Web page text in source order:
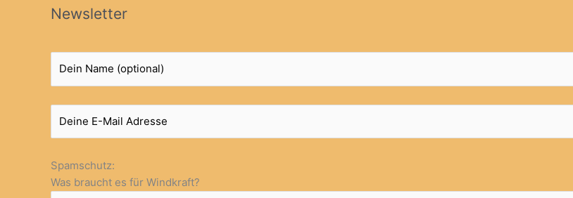
Newsletter
Spamschutz:
Was braucht es für Windkraft?